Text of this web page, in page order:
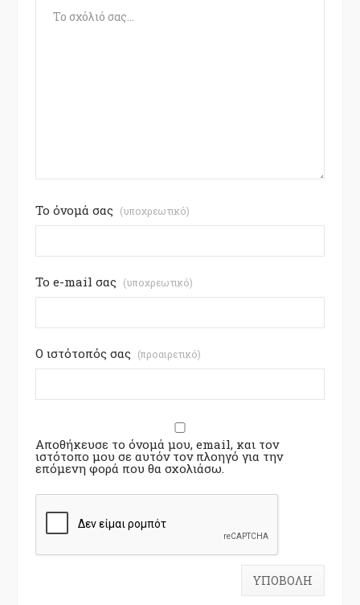
Το όνομά σας (υποχρεωτικό)
Το e-mail σας (υποχρεωτικό)
Ο ιστότοπός σας (προαιρετικό)
Αποθήκευσε το όνομά μου, email, και τον
ιστότοπο μου σε αυτόν τον πλοηγό για την
επόμενη φορά που θα σχολιάσω.